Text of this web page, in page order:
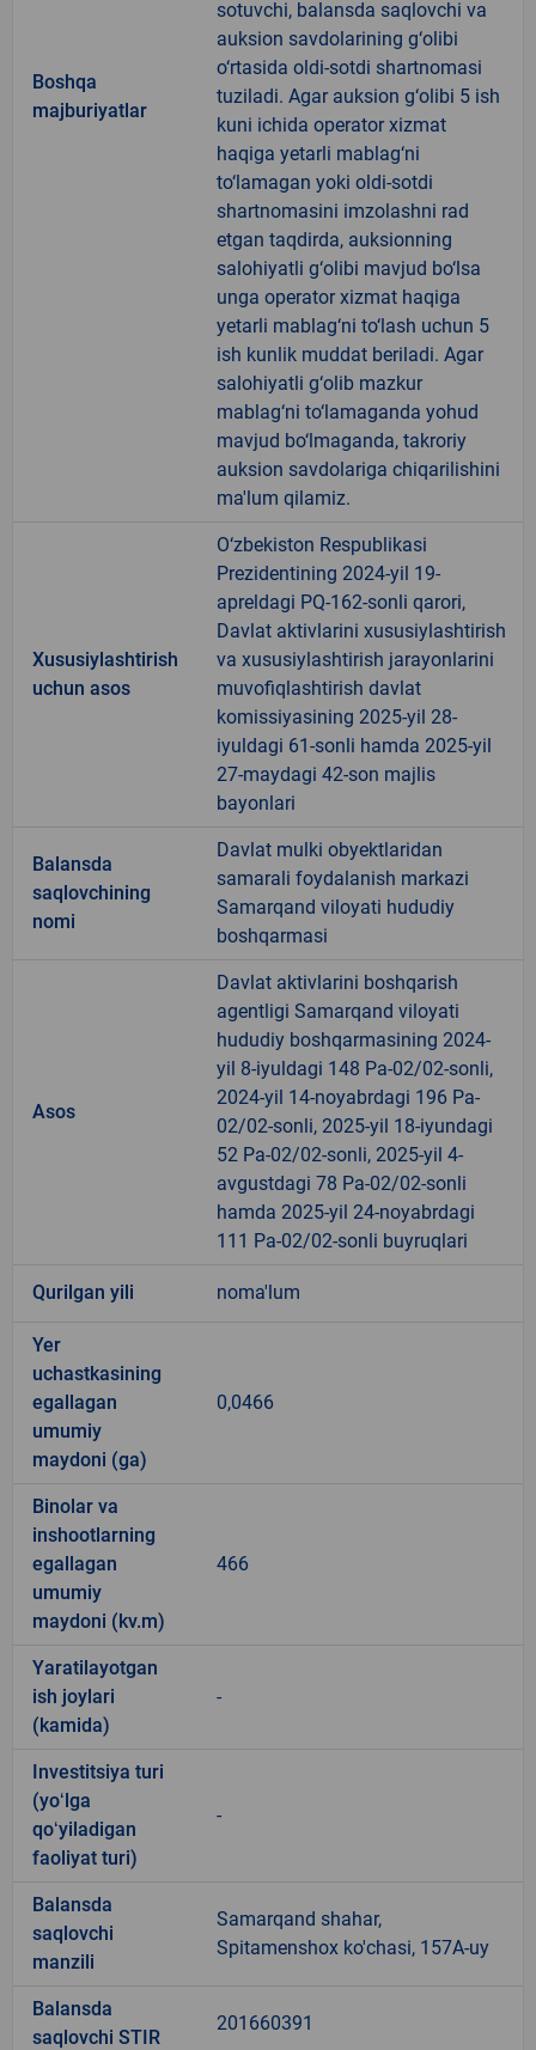
Boshqa
majburiyatlar
sotuvchi, balansda saqlovchi va
auksion savdolarining g‘olibi
o‘rtasida oldi-sotdi shartnomasi
tuziladi. Agar auksion g‘olibi 5 ish
kuni ichida operator xizmat
haqiga yetarli mablag‘ni
to‘lamagan yoki oldi-sotdi
shartnomasini imzolashni rad
etgan taqdirda, auksionning
salohiyatli g‘olibi mavjud bo‘lsa
unga operator xizmat haqiga
yetarli mablag‘ni to‘lash uchun 5
ish kunlik muddat beriladi. Agar
salohiyatli g‘olib mazkur
mablag‘ni to‘lamaganda yohud
mavjud bo‘lmaganda, takroriy
auksion savdolariga chiqarilishini
ma'lum qilamiz.
Xususiylashtirish
uchun asos
O‘zbekiston Respublikasi
Prezidentining 2024-yil 19-
apreldagi PQ-162-sonli qarori,
Davlat aktivlarini xususiylashtirish
va xususiylashtirish jarayonlarini
muvofiqlashtirish davlat
komissiyasining 2025-yil 28-
iyuldagi 61-sonli hamda 2025-yil
27-maydagi 42-son majlis
bayonlari
Balansda
saqlovchining
nomi
Davlat mulki obyektlaridan
samarali foydalanish markazi
Samarqand viloyati hududiy
boshqarmasi
Asos
Davlat aktivlarini boshqarish
agentligi Samarqand viloyati
hududiy boshqarmasining 2024-
yil 8-iyuldagi 148 Pa-02/02-sonli,
2024-yil 14-noyabrdagi 196 Pa-
02/02-sonli, 2025-yil 18-iyundagi
52 Pa-02/02-sonli, 2025-yil 4-
avgustdagi 78 Pa-02/02-sonli
hamda 2025-yil 24-noyabrdagi
111 Pa-02/02-sonli buyruqlari
Qurilgan yili noma'lum
Yer
uchastkasining
egallagan
umumiy
maydoni (ga)
0,0466
Binolar va
inshootlarning
egallagan
umumiy
maydoni (kv.m)
466
Yaratilayotgan
ish joylari
(kamida)
-
Investitsiya turi
(yoʻlga
qoʻyiladigan
faoliyat turi)
-
Balansda
saqlovchi
manzili
Samarqand shahar,
Spitamenshox ko'chasi, 157A-uy
Balansda
saqlovchi STIR
201660391